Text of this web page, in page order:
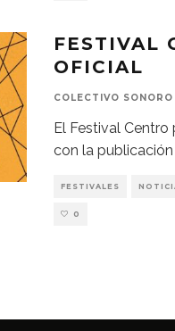
FESTIVAL
OFICIAL
COLECTIVO SONORO
El Festival
con la
FESTIVALES
0